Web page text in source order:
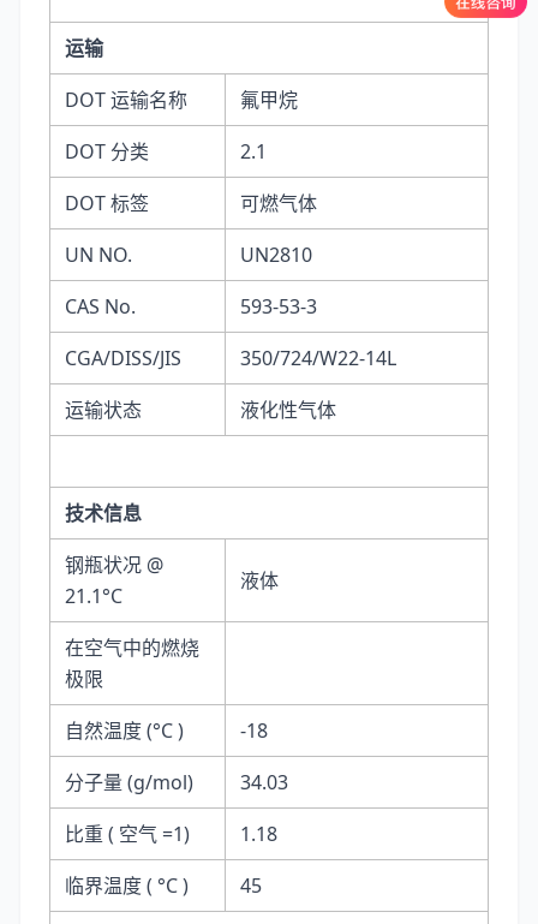
运输
DOT 运输名称
氟甲烷
DOT 分类
2.1
DOT 标签
可燃气体
UN NO.
UN2810
CAS No.
593-53-3
CGA/DISS/JIS
350/724/W22-14L
运输状态
液化性气体
技术信息
钢瓶状况 @
21.1°C
液体
在空气中的燃烧
极限
自然温度 (°C )
-18
分子量 (g/mol)
34.03
比重 ( 空气 =1)
1.18
临界温度 ( °C )
45